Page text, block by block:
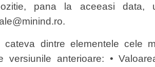
pana la aceeasi data,
cateva dintre elementele cele
versiunile anterioare: •